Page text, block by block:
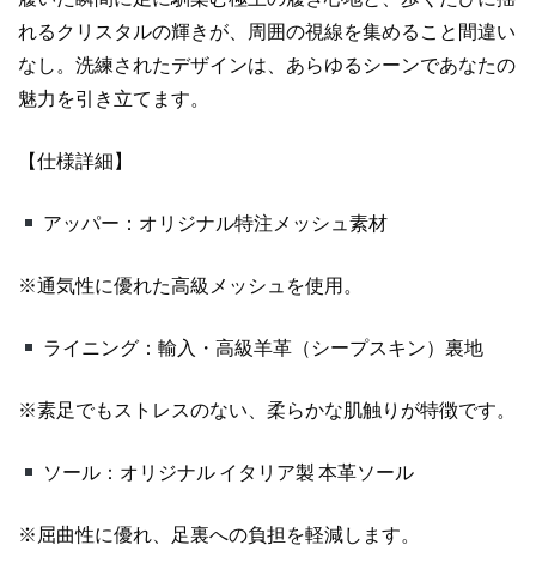
ュ
ウ
ジ
ュ
ル
コ
ー
れるクリスタルの輝きが、周囲の視線を集めること間違い
なし。洗練されたデザインは、あらゆるシーンであなたの
魅力を引き立てます。
【仕様詳細】
アッパー：オリジナル特注メッシュ素材
※通気性に優れた高級メッシュを使用。
ライニング：輸入・高級羊革（シープスキン）裏地
※素足でもストレスのない、柔らかな肌触りが特徴です。
ソール：オリジナル イタリア製 本革ソール
※屈曲性に優れ、足裏への負担を軽減します。